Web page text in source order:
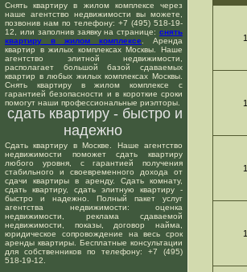
Снять квартиру в жилом комплексе через
наше агентство недвижимости вы можете,
позвонив нам по телефону: +7 (495) 518-19-
12, или заполнив заявку на странице: снять
квартиру в жилом комплексе . Аренда
квартир в жилых комплексах Москвы. Наше
агентство элитной недвижимости,
располагает большой базой сдаваемых
квартир в любых жилых комплексах Москвы.
Снять квартиру в жилом комплексе с
гарантией безопасности и в короткие сроки
помогут наши профессиональные риэлторы.
сдать квартиру - быстро и
надежно
Сдать квартиру в Москве. Наше агентство
недвижимости поможет сдать квартиру
любого уровня, с гарантией получения
стабильного и своевременного дохода от
сдачи квартиры в аренду. Сдать комнату,
сдать квартиру, сдать элитную квартиру -
быстро и надежно. Полный пакет услуг
агентства недвижимости: оценка
недвижимости, реклама сдаваемой
недвижимости, показы, договор найма,
юридическое сопровождение на весь срок
аренды квартиры. Бесплатные консультации
для собственников по телефону: +7 (495)
518-19-12.
1
1
1
1